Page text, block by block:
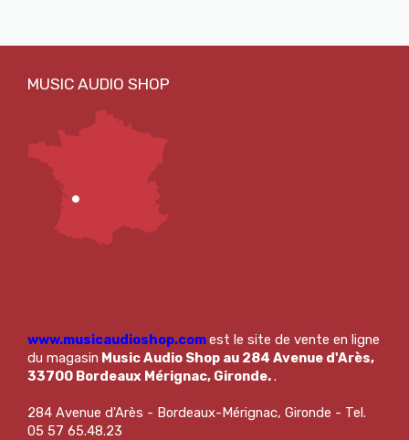
www.musicaudioshop.comest le site de vente en ligne
du magasin Music Audio Shop au 284 Avenue d'Arès,
33700 Bordeaux Mérignac, Gironde..
284 Avenue d'Arès - Bordeaux-Mérignac, Gironde - Tel.
05 57 65.48.23